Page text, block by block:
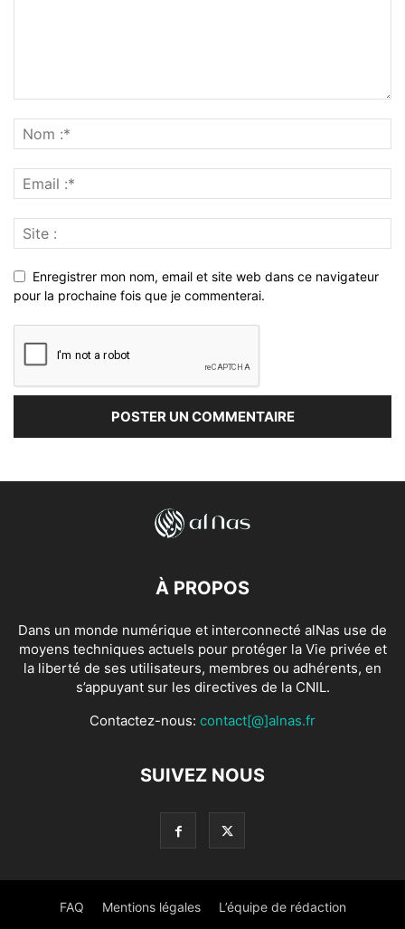
Enregistrer mon nom, email et site web dans ce navigateur
pour la prochaine fois que je commenterai.
À PROPOS
Dans un monde numérique et interconnecté alNas use de
moyens techniques actuels pour protéger la Vie privée et
la liberté de ses utilisateurs, membres ou adhérents, en
s’appuyant sur les directives de la CNIL.
Contactez-nous: contact[@]alnas.fr
SUIVEZ NOUS
FAQ Mentions légales L’équipe de rédaction